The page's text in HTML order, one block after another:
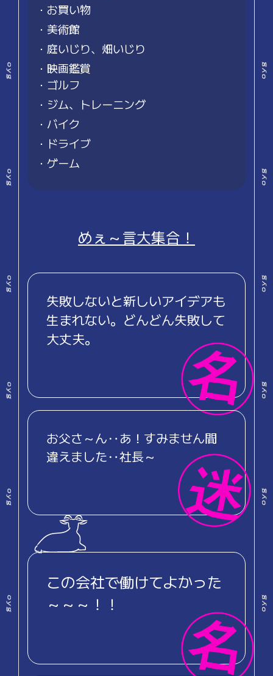
・お買い物
・美術館
・庭いじり、畑いじり
・映画鑑賞
・ゴルフ
・ジム、トレーニング
・バイク
・ドライブ
・ゲーム
めぇ～言大集合！
失敗しないと新しいアイデアも
生まれない。どんどん失敗して
大丈夫。
お父さ～ん‥あ！すみません間
違えました‥社長～
この会社で働けてよかった
～～～！！